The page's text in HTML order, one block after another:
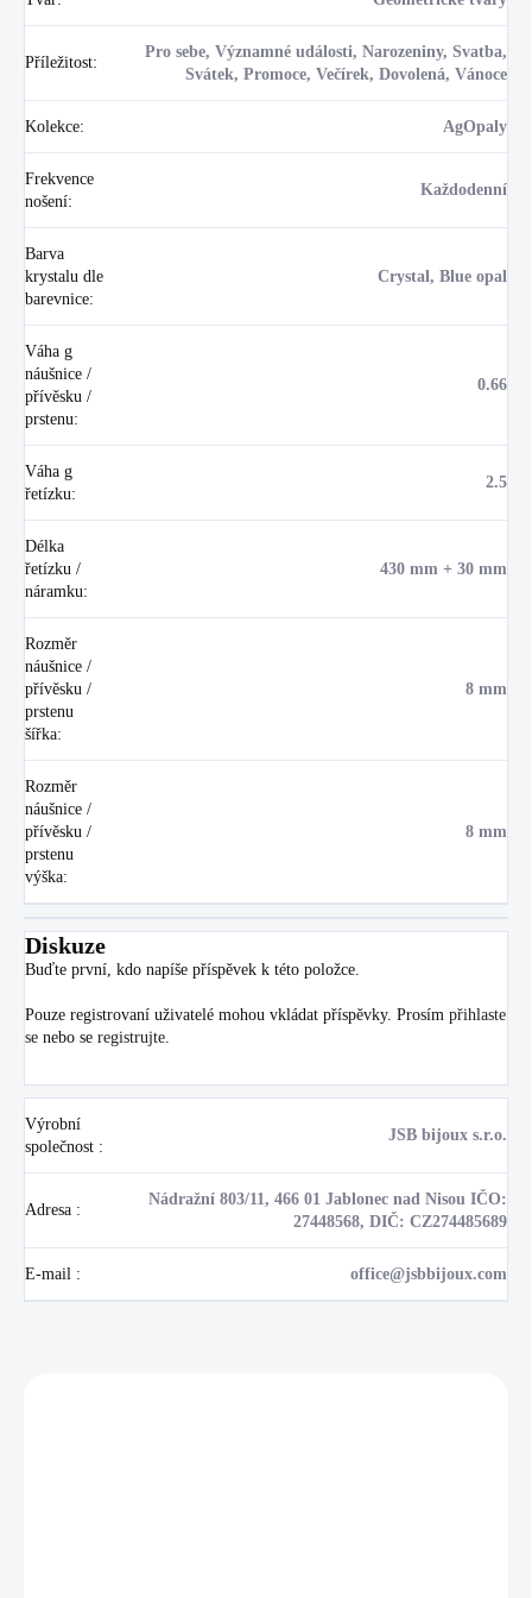
Příležitost:
Pro sebe, Významné události, Narozeniny, Svatba,
Svátek, Promoce, Večírek, Dovolená, Vánoce
Kolekce: AgOpaly
Frekvence
nošení:
Každodenní
Barva
krystalu dle
barevnice:
Crystal, Blue opal
Váha g
náušnice /
přívěsku /
prstenu:
0.66
Váha g
řetízku:
2.5
Délka
řetízku /
náramku:
430 mm + 30 mm
Rozměr
náušnice /
přívěsku /
prstenu
šířka:
8 mm
Rozměr
náušnice /
přívěsku /
prstenu
výška:
8 mm
Diskuze
Buďte první, kdo napíše příspěvek k této položce.
Pouze registrovaní uživatelé mohou vkládat příspěvky. Prosím přihlaste
se nebo se registrujte
Výrobní
společnost :
JSB bijoux s.r.o.
Adresa :
Nádražní 803/11, 466 01 Jablonec nad Nisou IČO:
27448568, DIČ: CZ274485689
E-mail : office@jsbbijoux.com